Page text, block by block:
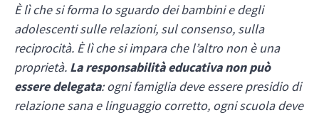
È lì che si forma lo sguardo dei bambini e degli
adolescenti sulle relazioni, sul consenso, sulla
reciprocità. È lì che si impara che l’altro non è una
proprietà. La responsabilità educativa non può
essere delegata: ogni famiglia deve essere presidio di
relazione sana e linguaggio corretto, ogni scuola deve